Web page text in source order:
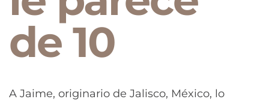
de 10
A Jaime, originario de Jalisco, México, lo